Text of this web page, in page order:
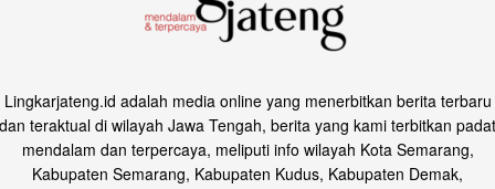
Lingkarjateng.id adalah media online yang menerbitkan berita terbaru
dan teraktual di wilayah Jawa Tengah, berita yang kami terbitkan padat
mendalam dan terpercaya, meliputi info wilayah Kota Semarang,
Kabupaten Semarang, Kabupaten Kudus, Kabupaten Demak,